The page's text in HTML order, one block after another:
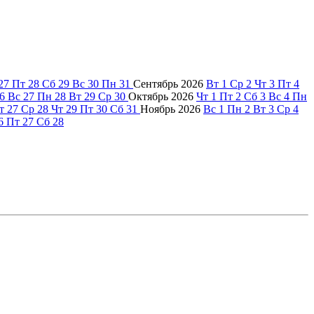
Пт 28 Сб 29 Вс 30 Пн 31 Сентябрь 2026 Вт 1 Ср 2 Чт 3 Пт 4
Вс 27 Пн 28 Вт 29 Ср 30 Октябрь 2026 Чт 1 Пт 2 Сб 3 Вс 4 Пн
27 Ср 28 Чт 29 Пт 30 Сб 31 Ноябрь 2026 Вс 1 Пн 2 Вт 3 Ср 4
Пт 27 Сб 28